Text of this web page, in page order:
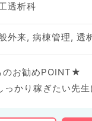
透析科
外来, 病棟管理, 透
お勧めPOINT★
かり稼ぎたい先